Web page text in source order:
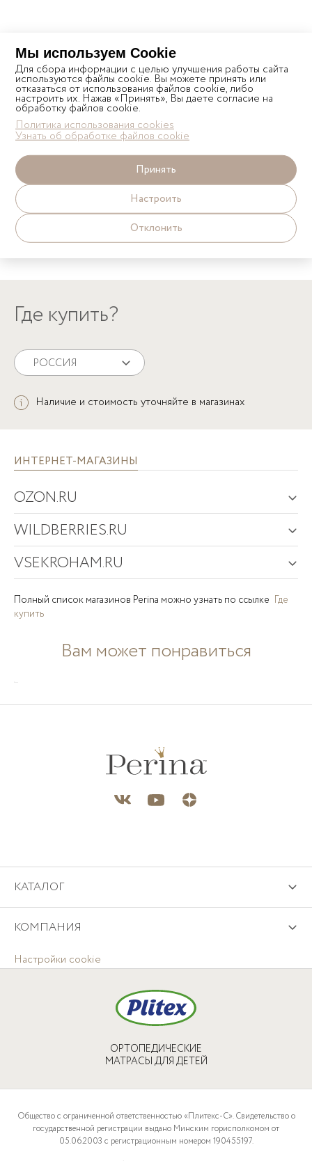
Показать полностью
Характеристики
SATEEN REACTIVE PRINT
ПОДОДЕЯЛЬНИК НА МОЛНИИ
ПРОСТЫНЯ НА РЕЗИНКЕ
БАЛДАХИН
Где купить?
РОССИЯ
Наличие и стоимость уточняйте в магазинах
ИНТЕРНЕТ-МАГАЗИНЫ
OZON.RU
WILDBERRIES.RU
VSEKROHAM.RU
Полный список магазинов Perina можно узнать по ссылке Где
купить
Вам может понравиться
Комплект
КАТАЛОГ
КОМПАНИЯ
Настройки cookie
ОРТОПЕДИЧЕСКИЕ
МАТРАСЫ ДЛЯ ДЕТЕЙ
Общество с ограниченной ответственностью «Плитекс-С». Свидетельство о
государственной регистрации выдано Минским горисполкомом от
05.06.2003 с регистрационным номером 190455197.
Мы используем Cookie
Для сбора информации с целью улучшения работы сайта
используются файлы cookie. Вы можете принять или
отказаться от использования файлов cookie, либо
настроить их. Нажав «Принять», Вы даете согласие на
обработку файлов cookie.
Политика использования cookies
Узнать об обработке файлов cookie
Принять
Настроить
Отклонить